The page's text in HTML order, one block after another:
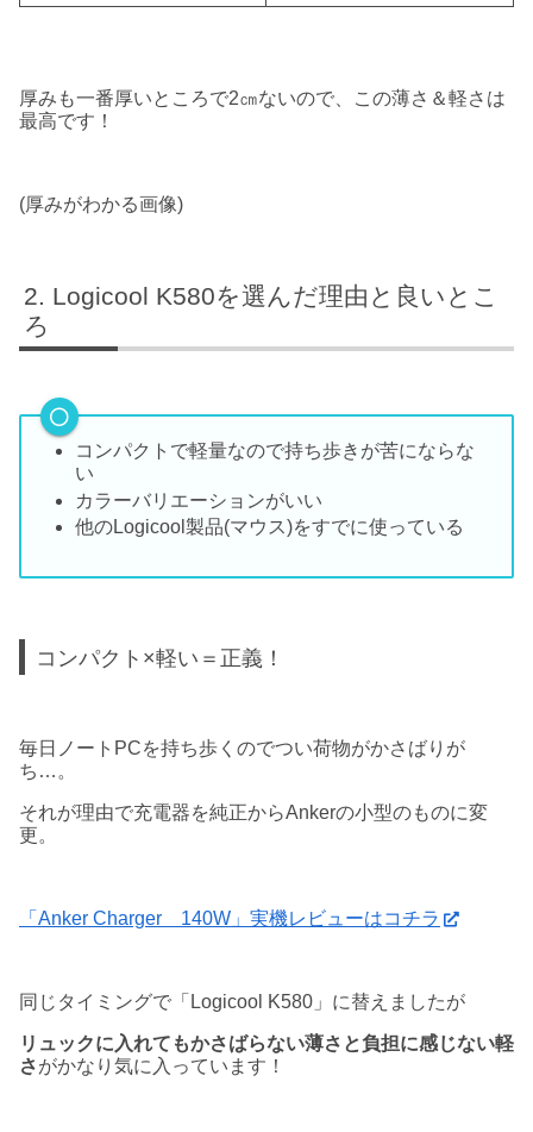
厚みも一番厚いところで2㎝ないので、この薄さ＆軽さは
最高です！
(厚みがわかる画像)
Logicool K580を選んだ理由と良いとこ
ろ
コンパクトで軽量なので持ち歩きが苦にならな
い
カラーバリエーションがいい
他のLogicool製品(マウス)をすでに使っている
コンパクト×軽い＝正義！
毎日ノートPCを持ち歩くのでつい荷物がかさばりが
ち…。
それが理由で充電器を純正からAnkerの小型のものに変
更。
「Anker Charger 140W」実機レビューはコチラ
同じタイミングで「Logicool K580」に替えましたが
リュックに入れてもかさばらない薄さと負担に感じない軽
さがかなり気に入っています！